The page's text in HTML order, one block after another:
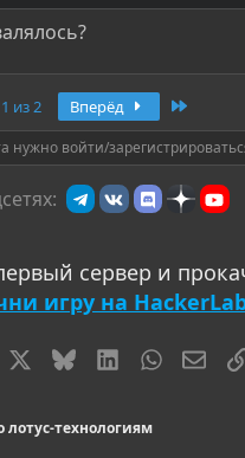
1 из 2 Вперёд
нужно войти/
сервер и
игру на
FacebookBlueskyLinkedIn
технологиям